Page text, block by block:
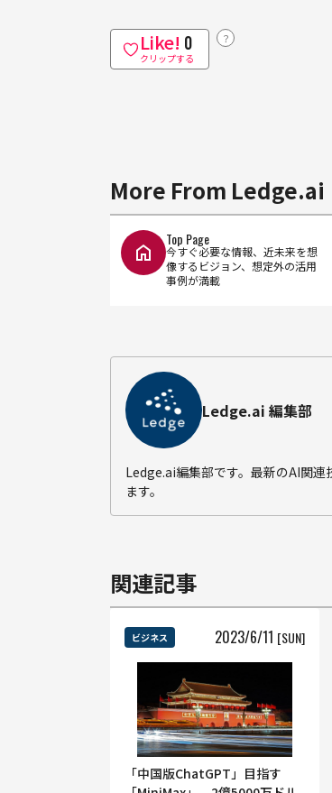
Like! 0
クリップする
？
More From Ledge.ai
Top Page
今すぐ必要な情報、近未来を想
像するビジョン、想定外の活用
事例が満載
Ledge.ai 編集部
Ledge.ai編集部です。最新のAI関
ます。
関連記事
ビジネス 2023/6/11 [SUN]
「中国版ChatGPT」目指す